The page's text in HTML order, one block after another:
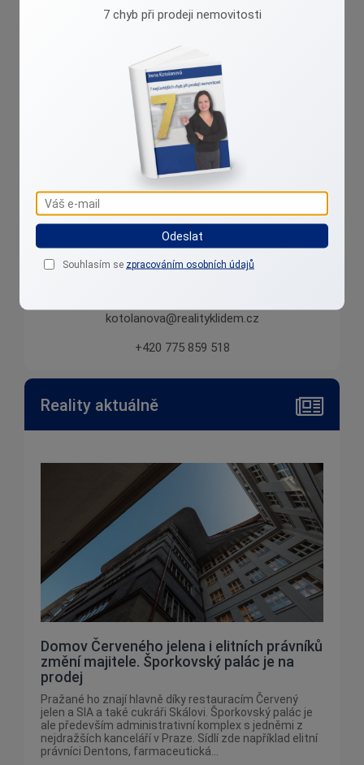
Irena Kotolanová
Přibližuji reality k lidem....
kotolanova@realityklidem.cz
+420 775 859 518
Reality aktuálně
Domov Červeného jelena i elitních právníků
změní majitele. Šporkovský palác je na
prodej
Pražané ho znají hlavně díky restauracím Červený
jelen a SIA a také cukráři Skálovi. Šporkovský palác je
ale především administrativní komplex s jedněmi z
nejdražších kanceláří v Praze. Sídlí zde například elitní
právníci Dentons, farmaceutická...
7 chyb při prodeji nemovitosti
Odeslat
Souhlasím se zpracováním osobních údajů